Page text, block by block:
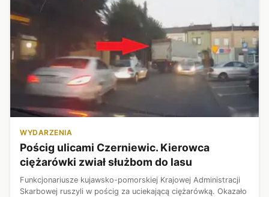
WYDARZENIA
Pościg ulicami Czerniewic. Kierowca
ciężarówki zwiał służbom do lasu
Funkcjonariusze kujawsko-pomorskiej Krajowej Administracji
Skarbowej ruszyli w pościg za uciekającą ciężarówką. Okazało